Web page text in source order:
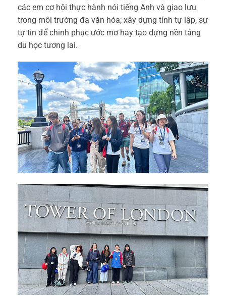
các em cơ hội thực hành nói tiếng Anh và giao lưu
trong môi trường đa văn hóa; xây dựng tính tự lập, sự
tự tin để chinh phục ước mơ hay tạo dựng nền tảng
du học tương lai.